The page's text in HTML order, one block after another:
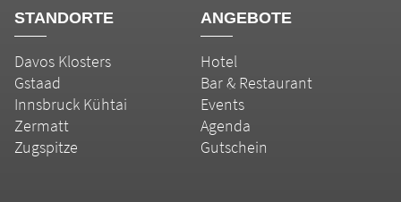
STANDORTE
Davos Klosters
Gstaad
Innsbruck Kühtai
Zermatt
Zugspitze
ANGEBOTE
Hotel
Bar & Restaurant
Events
Agenda
Gutschein